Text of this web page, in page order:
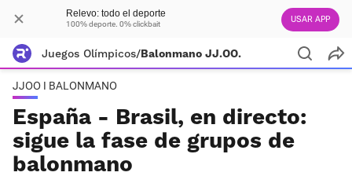
Relevo: todo el deporte
100% deporte. 0% clickbait USAR APP
Juegos Olímpicos/Balonmano JJ.OO.
JJOO I BALONMANO
España - Brasil, en directo:
sigue la fase de grupos de
balonmano